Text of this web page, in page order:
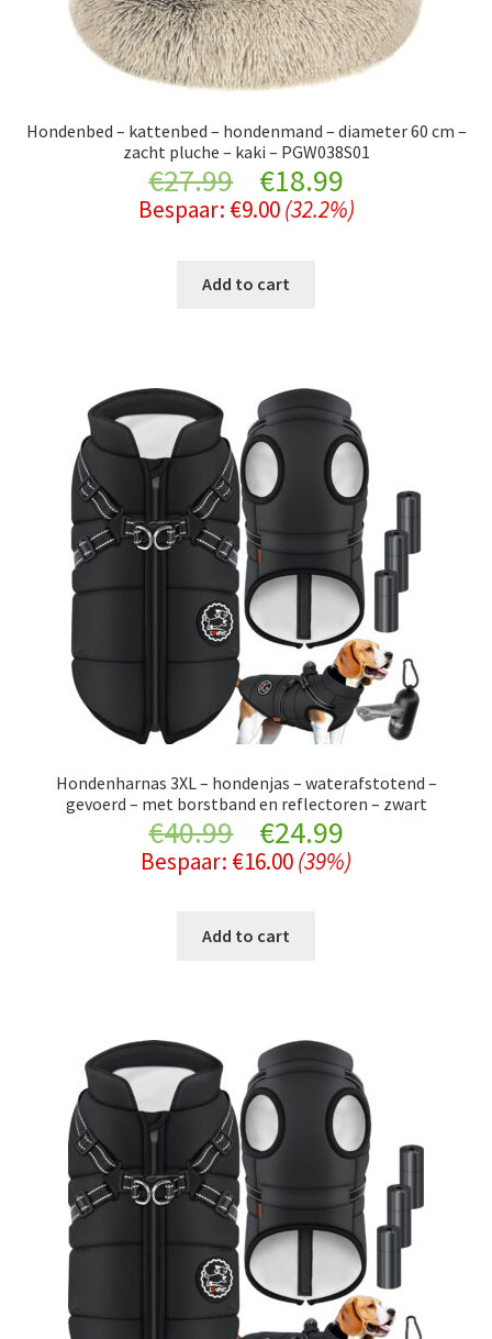
Hondenbed – kattenbed – hondenmand – diameter 60 cm –
zacht pluche – kaki – PGW038S01
€27.99
Original
price
was:
€18.99Current
price
Bespaar: €9.00 (32.2%)
Add to cart
Hondenharnas 3XL – hondenjas – waterafstotend –
gevoerd – met borstband en reflectoren – zwart
€40.99
Original
price
was:
€24.99Current
price
Bespaar: €16.00(39%)
Add to cart